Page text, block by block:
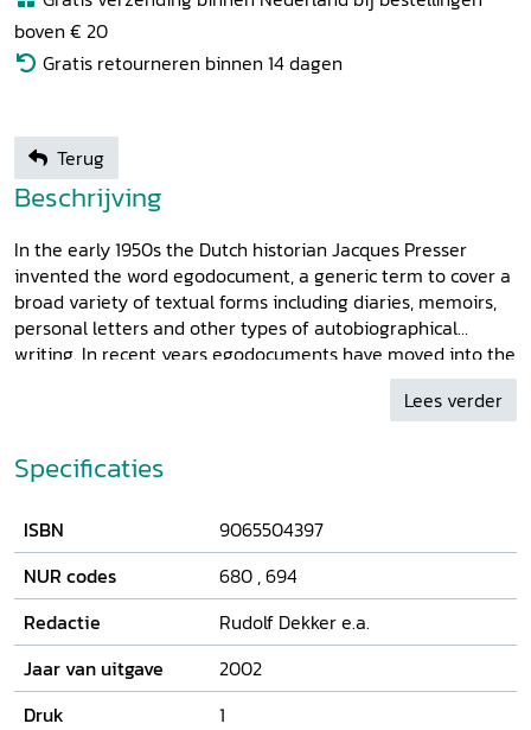
boven € 20
Gratis retourneren binnen 14 dagen
Terug
Beschrijving
In the early 1950s the Dutch historian Jacques Presser
invented the word egodocument, a generic term to cover a
broad variety of textual forms including diaries, memoirs,
personal letters and other types of autobiographical
writing. In recent years egodocuments have moved into the
centre of historical research, including topics like temporal
developments, genre conventions, differences between
audiences, differences between literary and documentary
texts, private versus public character, relations with other
discussed in the contributions to this collection of essays.
The authors cover a wide variety of egodocuments, written
in Hebrew, Latin, German, French, Dutch, and English, and
ranging in time from the Middle Ages to the modern
period.
Lees verder
Specificaties
ISBN
9065504397
NUR codes
680 ,694
Redactie
Rudolf Dekker e.a.
Jaar van uitgave
2002
Druk
1